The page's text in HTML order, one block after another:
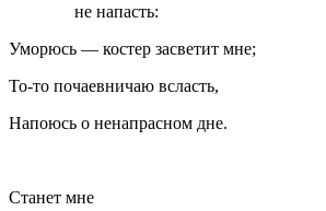
не напасть:
Уморюсь — костер засветит мне;
То-то почаевничаю всласть,
Напоюсь о ненапрасном дне.
Станет мне